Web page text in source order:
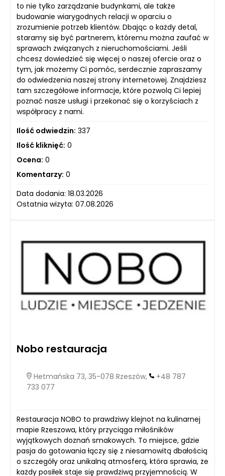
to nie tylko zarządzanie budynkami, ale także
budowanie wiarygodnych relacji w oparciu o
zrozumienie potrzeb klientów. Dbając o każdy detal,
staramy się być partnerem, któremu można zaufać w
sprawach związanych z nieruchomościami. Jeśli
chcesz dowiedzieć się więcej o naszej ofercie oraz o
tym, jak możemy Ci pomóc, serdecznie zapraszamy
do odwiedzenia naszej strony internetowej. Znajdziesz
tam szczegółowe informacje, które pozwolą Ci lepiej
poznać nasze usługi i przekonać się o korzyściach z
współpracy z nami.
Ilość odwiedzin: 337
Ilość kliknięć: 0
Ocena: 0
Komentarzy: 0
Data dodania: 18.03.2026
Ostatnia wizyta: 07.08.2026
Nobo restauracja
Hetmańska 73, 35-078 Rzeszów,
+48 787
733 077
Restauracja NOBO to prawdziwy klejnot na kulinarnej
mapie Rzeszowa, który przyciąga miłośników
wyjątkowych doznań smakowych. To miejsce, gdzie
pasja do gotowania łączy się z niesamowitą dbałością
o szczegóły oraz unikalną atmosferą, która sprawia, że
każdy posiłek staje się prawdziwą przyjemnością. W